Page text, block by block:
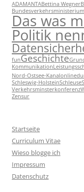
ADAMANTABettina Wegner
Bundesverkehrsministerium
Das was
Politik
funGeschichte
Kommunikation
Nord-Ostsee-Kanal
Schleswig-HolsteinSchleuse
Verkehrsminsterkonferenz
Zensur
Startseite
Curriculum Vitae
Wieso blogge ich
Impressum
Datenschutz